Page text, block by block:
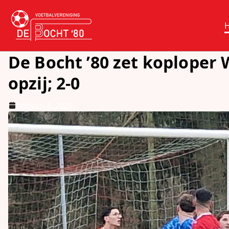
naar
inhoud
vv De Bocht
De Bocht ’80 zet koploper
opzij; 2-0